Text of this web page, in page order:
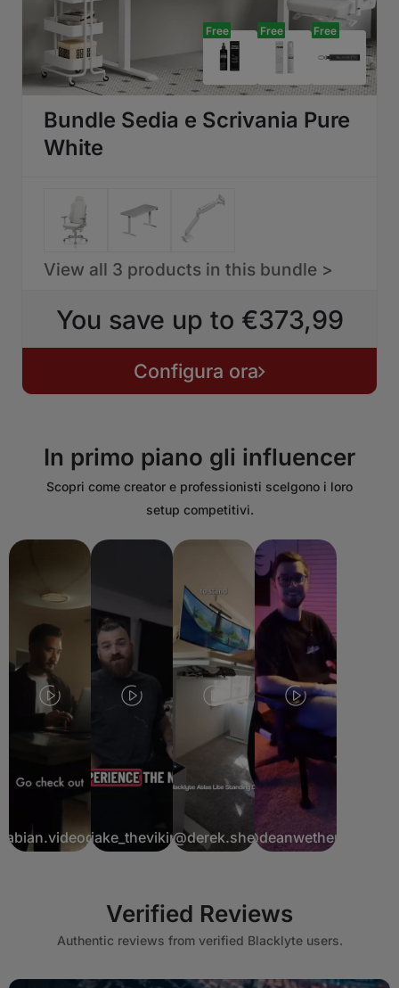
Free Free Free
Bundle Sedia e Scrivania Pure
White
View all 3 products in this bundle >
You save up to €373,99
Configura ora
In primo piano gli influencer
Scopri come creator e professionisti scelgono i loro
setup competitivi.
@jake_theviking@derek.she@deanwethers
Verified Reviews
Authentic reviews from verified Blacklyte users.